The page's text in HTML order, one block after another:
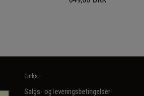
Links
Salgs- og leveringsbetingelser